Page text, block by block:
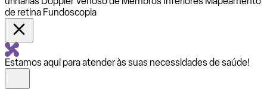
de retina Fundoscopia
Estamos aqui para atender às suas necessidades de saúde!